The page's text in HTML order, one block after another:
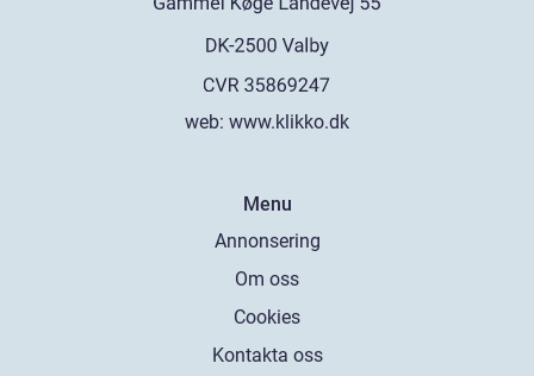
web: www.klikko.dk
Menu
Annonsering
Om oss
Cookies
Kontakta oss